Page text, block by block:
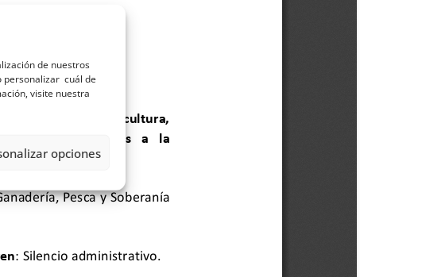
de nuestros
personalizar cuál de
visite nuestra
opciones